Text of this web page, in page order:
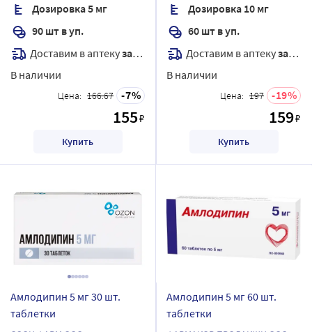
Дозировка 5 мг
90 шт в уп.
Доставим в аптекузавтра
В наличии
Цена: 166.67 7
155₽
Купить
Дозировка 10 мг
60 шт в уп.
Доставим в аптекузавтра
В наличии
Цена: 197 19
159₽
Купить
Амлодипин 5 мг 30 шт.
таблетки
Амлодипин 5 мг 60 шт.
таблетки